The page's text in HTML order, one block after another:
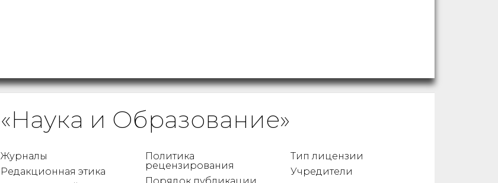
«Наука и Образование»
Журналы
Редакционная этика
Политика
рецензирования
Тип лицензии
Учредители